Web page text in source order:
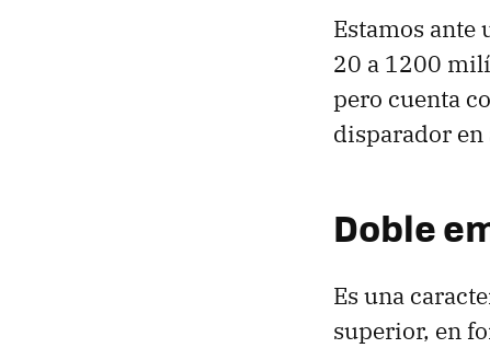
Estamos ante
20 a 1200
pero cuenta
disparador en
Doble
Es una
superior, en